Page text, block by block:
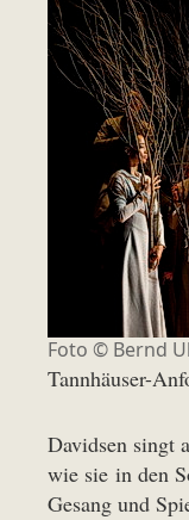
Foto © Bernd
Tannhäuser-
Davidsen singt
wie sie in den
Gesang und